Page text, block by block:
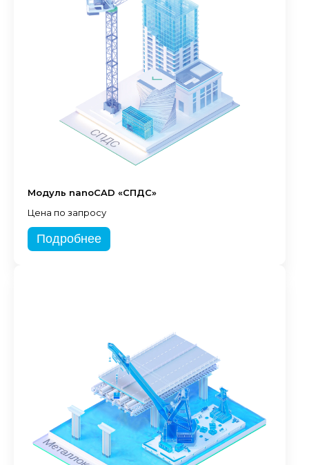
Модуль nanoCAD «СПДС»
Цена по запросу
Подробнее